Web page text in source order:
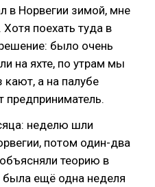
в Норвегии зимой, мне
поехать туда в
было очень
на яхте, по утрам мы
а на палубе
предприниматель.
неделю шли
потом один-два
теорию в
была ещё одна неделя